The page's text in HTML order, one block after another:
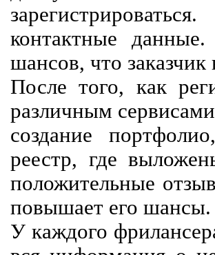
контактные
шансов, что заказчик
После того, как
различным
создание
реестр, где
положительные
повышает его шансы.
У каждого